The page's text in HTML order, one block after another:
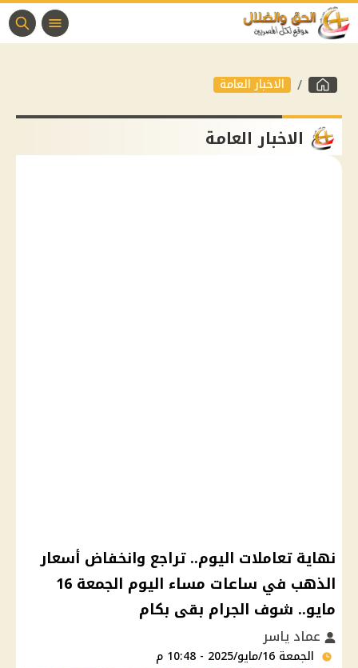
الاخبار العامة
الاخبار العامة
نهاية تعاملات اليوم.. تراجع وانخفاض أسعار
الذهب في ساعات مساء اليوم الجمعة 16
مايو.. شوف الجرام بقى بكام
عماد ياسر
الجمعة 16/مايو/2025 - 10:48 م